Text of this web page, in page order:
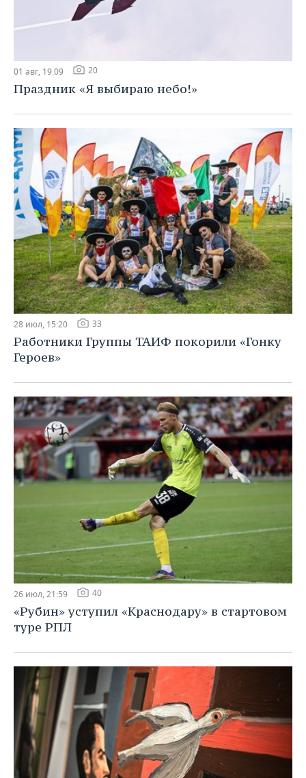
01 авг, 19:09 20
Праздник «Я выбираю небо!»
28 июл, 15:20 33
Работники Группы ТАИФ покорили «Гонку
Героев»
26 июл, 21:59 40
«Рубин» уступил «Краснодару» в стартовом
туре РПЛ